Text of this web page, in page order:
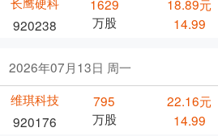
920238
1629
万股
18.89元
14.99
2026年07月13日 周一
维琪科技
920176
795
万股
22.16元
14.99